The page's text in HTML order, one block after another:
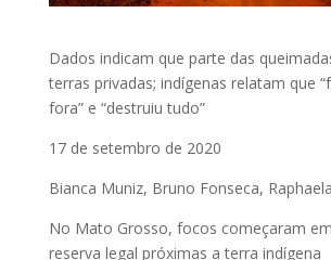
Dados indicam que parte das
terras privadas; indígenas relatam que
fora” e “destruiu tudo”
17 de setembro de 2020
Bianca Muniz, Bruno Fonseca,
No Mato Grosso, focos começaram
reserva legal próximas a terra indígena